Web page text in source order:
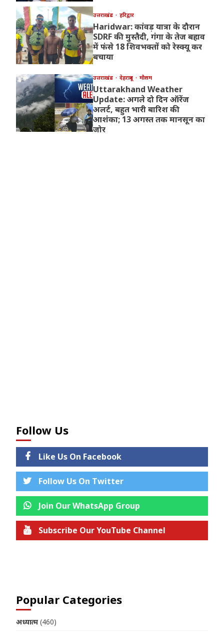
उत्तराखंड हरिद्वार
Haridwar: कांवड़ यात्रा के दौरान
SDRF की मुस्तैदी, गंगा के तेज बहाव
में फंसे 18 शिवभक्तों को रेस्क्यू कर
बचाया
उत्तराखंड देहरादून मौसम
Uttarakhand Weather
Update: अगले दो दिन ऑरेंज
अलर्ट, बहुत भारी बारिश की
आशंका; 13 अगस्त तक मानसून का
जोर
Follow Us
Like Us On Facebook
Follow Us On Twitter
Join Our WhatsApp Group
Subscribe Our YouTube Channel
Popular Categories
अध्यात्म (460)